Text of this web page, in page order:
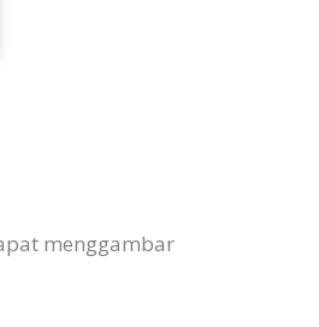
menggambar